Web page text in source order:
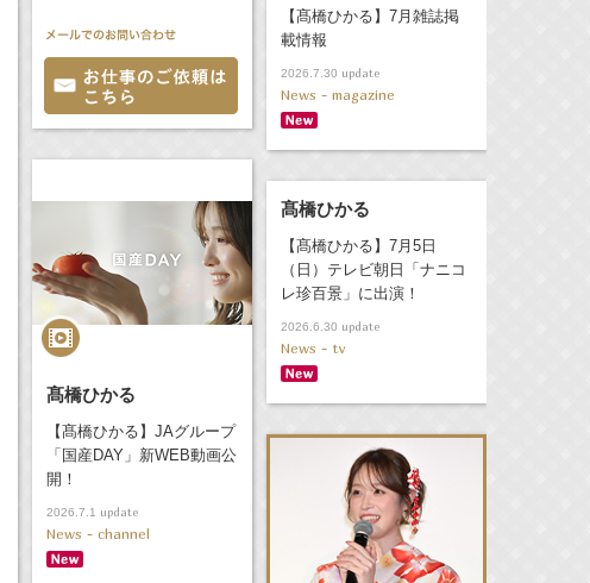
【髙橋ひかる】7月雑誌掲
載情報
2026.7.30 update
News - magazine
髙橋ひかる
【髙橋ひかる】JAグループ
「国産DAY」新WEB動画公
開！
2026.7.1 update
News - channel
髙橋ひかる
【髙橋ひかる】7月5日
（日）テレビ朝日「ナニコ
レ珍百景」に出演！
2026.6.30 update
News - tv